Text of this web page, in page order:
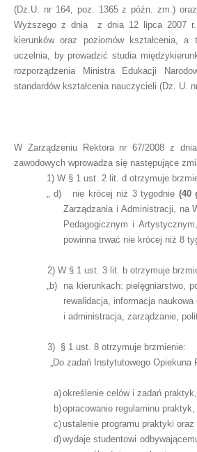
(Dz.U. nr 164, poz. 1365 z późn. zm.)
Wyższego z dnia z dnia 12 lipca 2007 r.
kierunków oraz poziomów kształcenia,
uczelnia, by prowadzić studia
rozporządzenia Ministra Edukacji
standardów kształcenia nauczycieli (Dz. U.
W Zarządzeniu Rektora nr 67/2008 z
zawodowych wprowadza się następujące
1) W § 1 ust. 2 lit. d otrzymuje
„ d) nie krócej niż 3 tygodnie (40
Zarządzania i Administracji, na
Pedagogicznym i
powinna trwać nie krócej niż 8
2) W § 1 ust. 3 lit. b otrzymuje
„b) na kierunkach: pielęgniarstwo,
rewalidacja, informacja
i administracja, zarządzanie,
3) § 1 ust. 8 otrzymuje brzmienie:
„Do zadań Instytutowego Opiekuna
a)określenie celów i zadań praktyk,
b)opracowanie regulaminu praktyk,
c) ustalenie programu praktyki
d)wydaje studentowi